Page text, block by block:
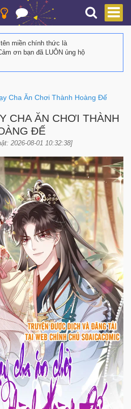
miền chính thức là
ơn bạn đã LUÔN ủng hộ
Cha Ăn Chơi Thành Hoàng Đế
CHA ĂN CHƠI THÀNH
ĐẾ
2026-08-01 10:32:38]